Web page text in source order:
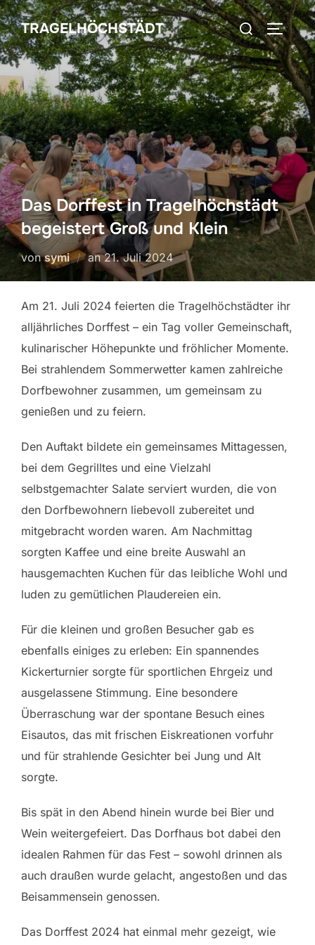
Zum
Inhalt
springen
TRAGELHÖCHSTÄDT
Suchen
nach:
Das Dorffest in Tragelhöchstädt
begeistert Groß und Klein
vonsymi anVeröffentlicht
am
21. Juli 2024
Am 21. Juli 2024 feierten die Tragelhöchstädter ihr
alljährliches Dorffest – ein Tag voller Gemeinschaft,
kulinarischer Höhepunkte und fröhlicher Momente.
Bei strahlendem Sommerwetter kamen zahlreiche
Dorfbewohner zusammen, um gemeinsam zu
genießen und zu feiern.
Den Auftakt bildete ein gemeinsames Mittagessen,
bei dem Gegrilltes und eine Vielzahl
selbstgemachter Salate serviert wurden, die von
den Dorfbewohnern liebevoll zubereitet und
mitgebracht worden waren. Am Nachmittag
sorgten Kaffee und eine breite Auswahl an
hausgemachten Kuchen für das leibliche Wohl und
luden zu gemütlichen Plaudereien ein.
Für die kleinen und großen Besucher gab es
ebenfalls einiges zu erleben: Ein spannendes
Kickerturnier sorgte für sportlichen Ehrgeiz und
ausgelassene Stimmung. Eine besondere
Überraschung war der spontane Besuch eines
Eisautos, das mit frischen Eiskreationen vorfuhr
und für strahlende Gesichter bei Jung und Alt
sorgte.
Bis spät in den Abend hinein wurde bei Bier und
Wein weitergefeiert. Das Dorfhaus bot dabei den
idealen Rahmen für das Fest – sowohl drinnen als
auch draußen wurde gelacht, angestoßen und das
Beisammensein genossen.
Das Dorffest 2024 hat einmal mehr gezeigt, wie